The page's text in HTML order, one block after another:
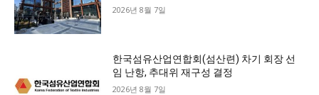
2026년 8월 7일
한국섬유산업연합회(섬산련) 차기 회장 선
임 난항, 추대위 재구성 결정
2026년 8월 7일